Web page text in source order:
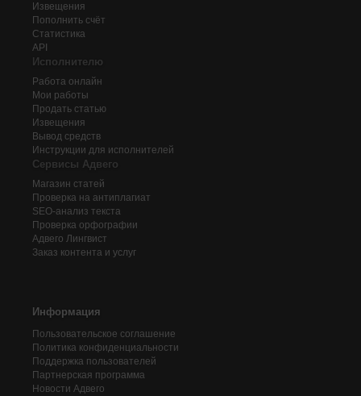
Извещения
Пополнить счёт
Статистика
API
Исполнителю
Работа онлайн
Мои работы
Продать статью
Извещения
Вывод средств
Инструкции для исполнителей
Сервисы Адвего
Магазин статей
Проверка на антиплагиат
SEO-анализ текста
Проверка орфографии
Адвего Лингвист
Заказ контента и услуг
Информация
Пользовательское соглашение
Политика конфиденциальности
Поддержка пользователей
Партнерская программа
Новости Адвего